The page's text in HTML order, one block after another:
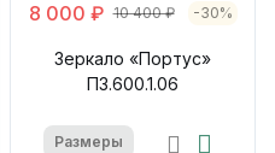
8 000 ₽ 10 400 ₽ -30%
Зеркало «Портус»
П3.600.1.06
Размеры